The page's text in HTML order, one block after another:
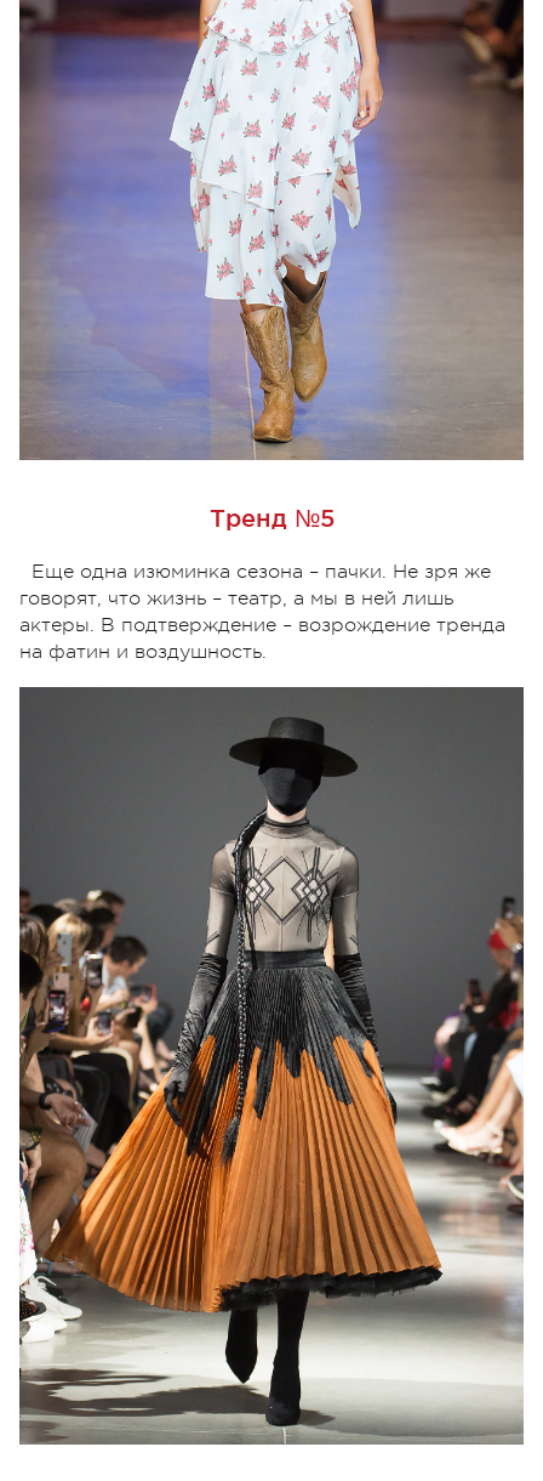
Тренд №5
Еще одна изюминка сезона – пачки. Не зря же
говорят, что жизнь – театр, а мы в ней лишь
актеры. В подтверждение – возрождение тренда
на фатин и воздушность.